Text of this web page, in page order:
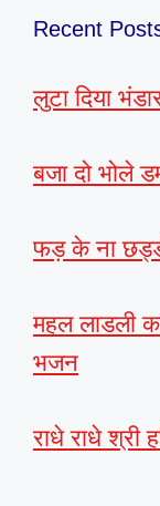
Recent
लुटा दिया
बजा दो भोले
फड़ के ना
महल लाडली
भजन
राधे राधे श्री